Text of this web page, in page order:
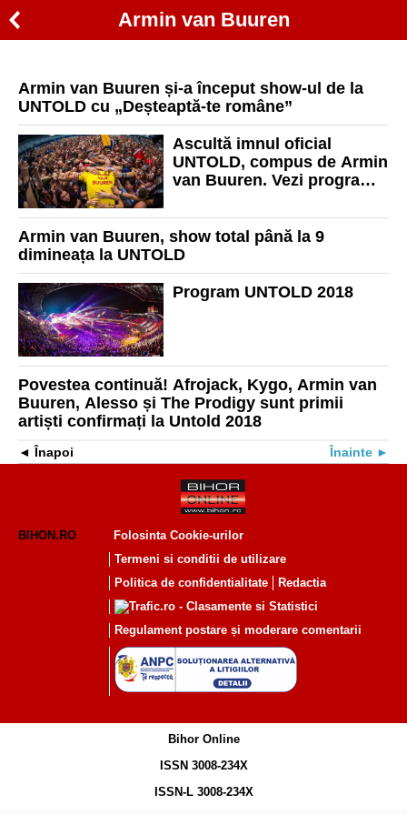
Armin van Buuren
Armin van Buuren și-a început show-ul de la
UNTOLD cu „Deșteaptă-te române”
Ascultă imnul oficial
UNTOLD, compus de Armin
van Buuren. Vezi programul
Armin van Buuren, show total până la 9
dimineața la UNTOLD
Program UNTOLD 2018
Povestea continuă! Afrojack, Kygo, Armin van
Buuren, Alesso și The Prodigy sunt primii
artiști confirmați la Untold 2018
Înapoi Înainte
BIHON.RO
Folosinta Cookie-urilor
Termeni si conditii de utilizare
Politica de confidentialitate
Redactia
Regulament postare și moderare comentarii
Bihor Online
ISSN 3008-234X
ISSN-L 3008-234X